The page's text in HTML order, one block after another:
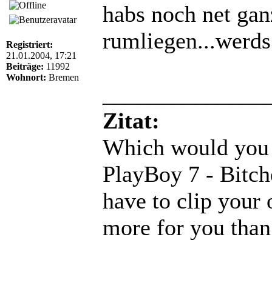
Registriert:
21.01.2004, 17:21
Beiträge: 11992
Wohnort: Bremen
habs noch net
Zitat:
Which would
PlayBoy 7 -
have to clip your
more for you